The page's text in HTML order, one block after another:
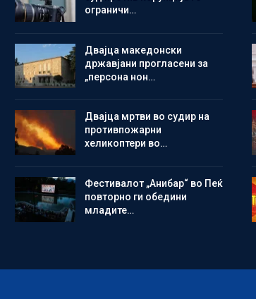
ограничи…
Двајца македонски
државјани прогласени за
„персона нон…
Двајца мртви во судир на
противпожарни
хеликоптери во…
Фестивалот „Анибар“ во Пеќ
повторно ги обедини
младите…